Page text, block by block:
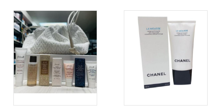
添加购物车 添加购物车